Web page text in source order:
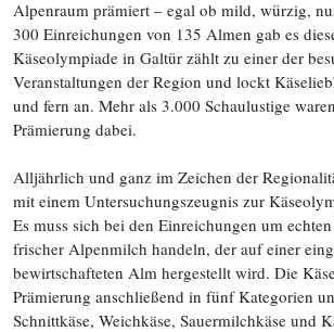
Alpenraum prämiert – egal ob mild, würzig,
300 Einreichungen von 135 Almen gab es
Käseolympiade in Galtür zählt zu einer der
Veranstaltungen der Region und lockt
und fern an. Mehr als 3.000 Schaulustige
Prämierung dabei.
Alljährlich und ganz im Zeichen der
mit einem Untersuchungszeugnis zur
Es muss sich bei den Einreichungen um
frischer Alpenmilch handeln, der auf einer
bewirtschafteten Alm hergestellt wird. Die
Prämierung anschließend in fünf Kategorien
Schnittkäse, Weichkäse, Sauermilchkäse und